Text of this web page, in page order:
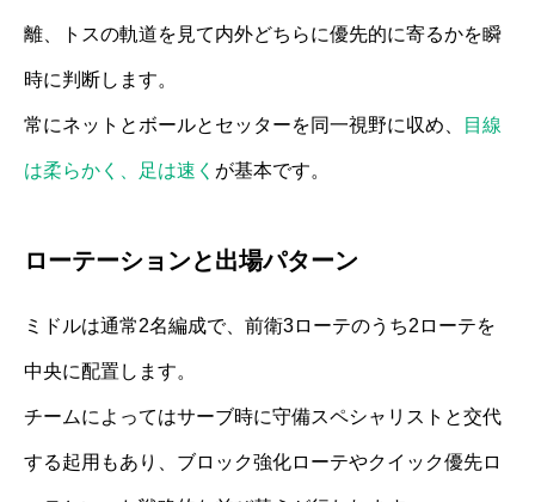
離、トスの軌道を見て内外どちらに優先的に寄るかを瞬
時に判断します。
常にネットとボールとセッターを同一視野に収め、 目線
は柔らかく、足は速く が基本です。
ローテーションと出場パターン
ミドルは通常2名編成で、前衛3ローテのうち2ローテを
中央に配置します。
チームによってはサーブ時に守備スペシャリストと交代
する起用もあり、ブロック強化ローテやクイック優先ロ